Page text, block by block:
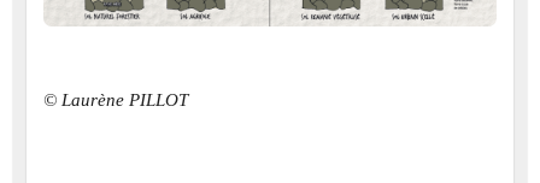
© Laurène PILLOT